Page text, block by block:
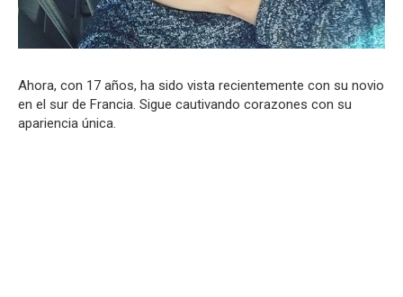
Ahora, con 17 años, ha sido vista recientemente con su novio
en el sur de Francia. Sigue cautivando corazones con su
apariencia única.